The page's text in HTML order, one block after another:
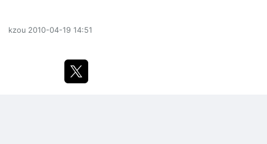
kzou 2010-04-19 14:51